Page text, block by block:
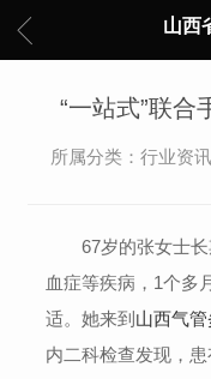
山西
“一站式”联合
所属分类：行业资
67岁的张女士
血症等疾病，1个多
适。她来到 山西气
内二科检查发现，